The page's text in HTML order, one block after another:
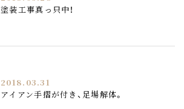
塗装工事真っ只中！
2018.03.31
アイアン手摺が付き、足場解体。